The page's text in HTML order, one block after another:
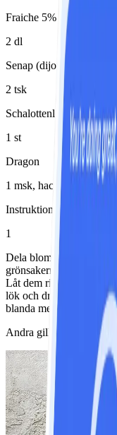
Fraiche 5%
2 dl
Senap (dijon)
2 tsk
Schalottenlök
1 st
Dragon
1 msk, hackad
Instruktioner
1
Dela blomkålen i
grönsakerna i lättsaltat
Låt dem rinna av
lök och dragon, krydda
blanda med grönsakerna.
Andra gillade också